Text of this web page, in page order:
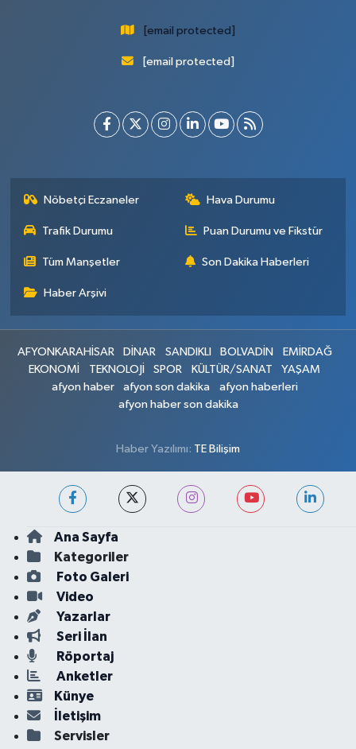
[email protected]
[email protected]
Nöbetçi Eczaneler Hava Durumu
Trafik Durumu Puan Durumu ve Fikstür
Tüm Manşetler Son Dakika Haberleri
Haber Arşivi
AFYONKARAHİSAR DİNAR SANDIKLI BOLVADİN
EMİRDAĞ
EKONOMİ
TEKNOLOJİ SPOR KÜLTÜR/SANAT
YAŞAM
afyon haber
afyon son dakika
afyon haberleri
afyon haber son dakika
Haber Yazılımı: TE Bilişim
Ana Sayfa
Kategoriler
Foto Galeri
Video
Yazarlar
Seri İlan
Röportaj
Anketler
Künye
İletişim
Servisler